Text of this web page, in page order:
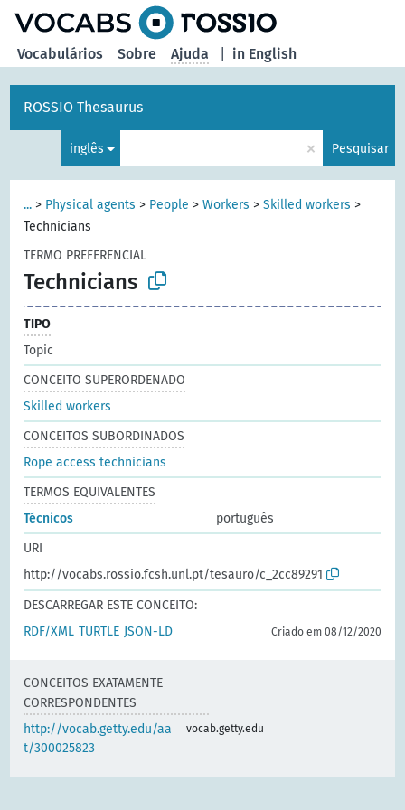
in English
Vocabulários Sobre Ajuda
ROSSIO Thesaurus
inglês × Pesquisar
... > Physical agents > People >Workers >Skilled workers >
Technicians
TERMO PREFERENCIAL
Technicians
TIPO
Topic
CONCEITO SUPERORDENADO
Skilled workers
CONCEITOS SUBORDINADOS
Rope access technicians
TERMOS EQUIVALENTES
Técnicos
português
URI
http://vocabs.rossio.fcsh.unl.pt/tesauro/c_2cc89291
DESCARREGAR ESTE CONCEITO:
RDF/XML TURTLE JSON-LD Criado em 08/12/2020
CONCEITOS EXATAMENTE
CORRESPONDENTES
http://vocab.getty.edu/aa
t/300025823
vocab.getty.edu